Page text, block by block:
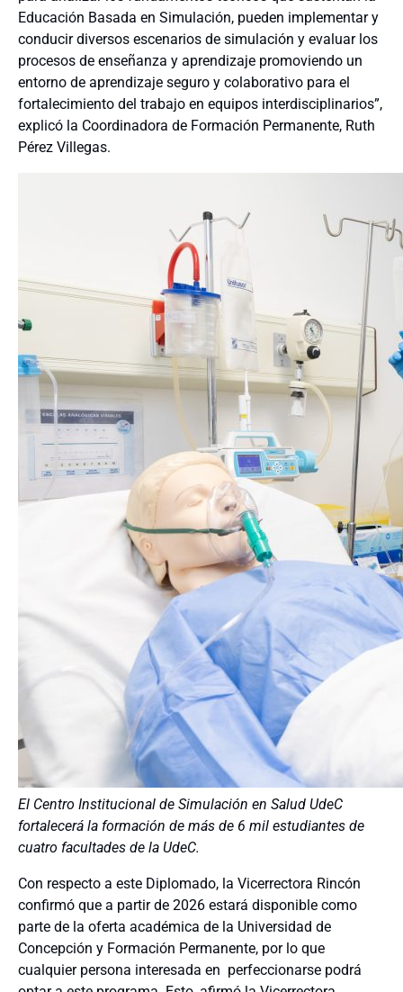
Educación Basada en Simulación, pueden implementar y
conducir diversos escenarios de simulación y evaluar los
procesos de enseñanza y aprendizaje promoviendo un
entorno de aprendizaje seguro y colaborativo para el
fortalecimiento del trabajo en equipos interdisciplinarios”,
explicó la Coordinadora de Formación Permanente, Ruth
Pérez Villegas.
El Centro Institucional de Simulación en Salud UdeC
fortalecerá la formación de más de 6 mil estudiantes de
cuatro facultades de la UdeC.
Con respecto a este Diplomado, la Vicerrectora Rincón
confirmó que a partir de 2026 estará disponible como
parte de la oferta académica de la Universidad de
Concepción y Formación Permanente, por lo que
cualquier persona interesada en perfeccionarse podrá